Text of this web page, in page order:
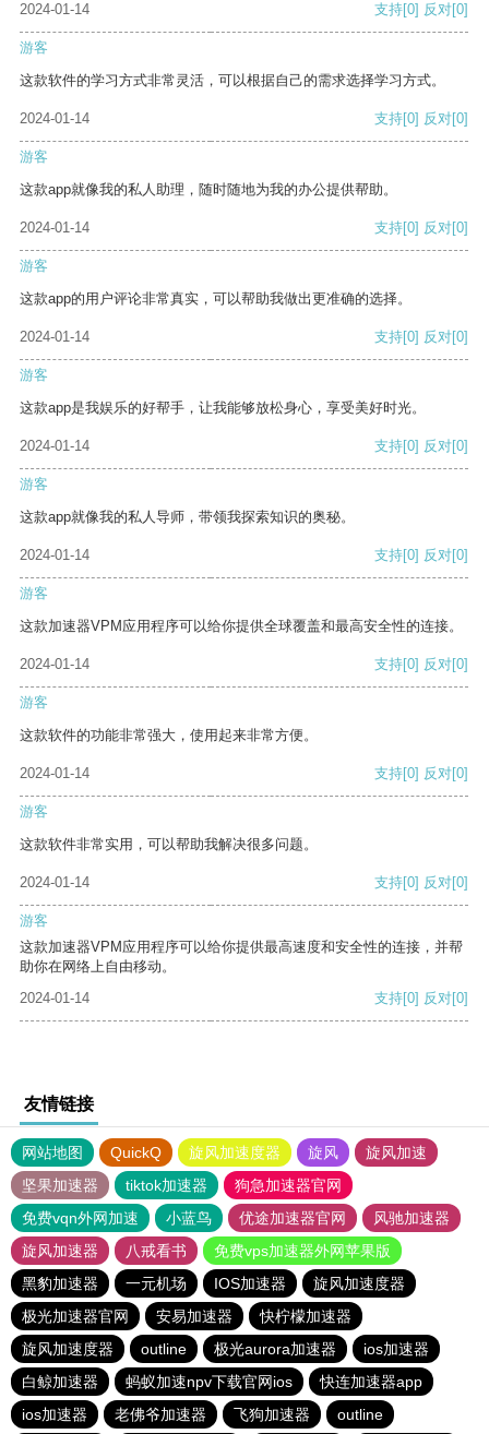
2024-01-14 支持[0] 反对[0]
游客
这款软件的学习方式非常灵活，可以根据自己的需求选择学习方式。
2024-01-14 支持[0] 反对[0]
游客
这款app就像我的私人助理，随时随地为我的办公提供帮助。
2024-01-14 支持[0] 反对[0]
游客
这款app的用户评论非常真实，可以帮助我做出更准确的选择。
2024-01-14 支持[0] 反对[0]
游客
这款app是我娱乐的好帮手，让我能够放松身心，享受美好时光。
2024-01-14 支持[0] 反对[0]
游客
这款app就像我的私人导师，带领我探索知识的奥秘。
2024-01-14 支持[0] 反对[0]
游客
这款加速器VPM应用程序可以给你提供全球覆盖和最高安全性的连接。
2024-01-14 支持[0] 反对[0]
游客
这款软件的功能非常强大，使用起来非常方便。
2024-01-14 支持[0] 反对[0]
游客
这款软件非常实用，可以帮助我解决很多问题。
2024-01-14 支持[0] 反对[0]
游客
这款加速器VPM应用程序可以给你提供最高速度和安全性的连接，并帮
助你在网络上自由移动。
2024-01-14
支持[0] 反对[0]
友情链接
网站地图 QuickQ 旋风加速度器 旋风
旋风加速
坚果加速器
tiktok加速器
狗急加速器官网
免费vqn外网加速
小蓝鸟 优途加速器官网
风驰加速器
旋风加速器
八戒看书
免费vps加速器外网苹果版
黑豹加速器
一元机场 IOS加速器
旋风加速度器
极光加速器官网
安易加速器
快柠檬加速器
旋风加速度器
outline 极光aurora加速器
ios加速器
白鲸加速器
蚂蚁加速npv下载官网ios
快连加速器app
ios加速器
老佛爷加速器 飞狗加速器 outline